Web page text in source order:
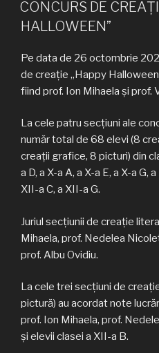
CONCURS DE
HALLOWEEN”
Pe data de 26 octombrie
de creație „Happy
fiind prof. Ion Mihaela și prof.
La cele patru secțiuni ale
număr total de 68 elevi (8
creații grafice, 8 picturi) din
a D, a X-a A, a X-a E, a X-a G,
XII-a C, a XII-a G.
Juriul secțiunii de creație
Mihaela, prof. Nedelea
prof. Albu Ovidiu.
La cele trei secțiuni de
pictură) au acordat note
prof. Ion Mihaela, prof.
și elevii clasei a XII-a B.